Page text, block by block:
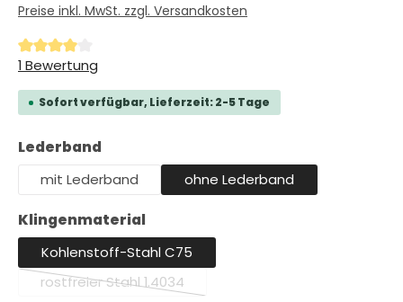
Preise inkl. MwSt. zzgl. Versandkosten
Durchschnittliche Bewertung von 4 von 5 Sternen
1 Bewertung
Sofort verfügbar, Lieferzeit: 2-5 Tage
Lederband
mit Lederband ohne Lederband
Klingenmaterial
Kohlenstoff-Stahl C75
rostfreier Stahl 1.4034
(Diese Option ist zurzeit nicht verfügbar.)